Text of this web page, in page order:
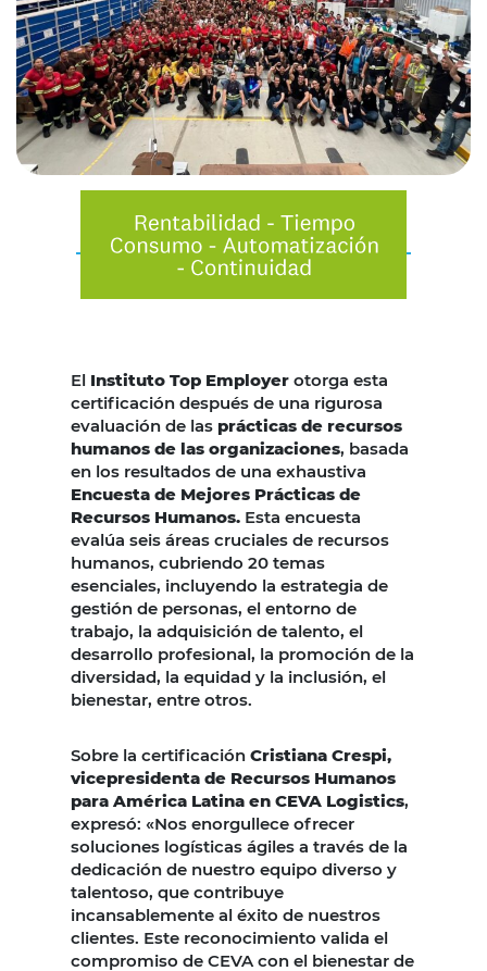
El Instituto Top Employer otorga esta
certificación después de una rigurosa
evaluación de las prácticas de recursos
humanos de las organizaciones, basada
en los resultados de una exhaustiva
Encuesta de Mejores Prácticas de
Recursos Humanos. Esta encuesta
evalúa seis áreas cruciales de recursos
humanos, cubriendo 20 temas
esenciales, incluyendo la estrategia de
gestión de personas, el entorno de
trabajo, la adquisición de talento, el
desarrollo profesional, la promoción de la
diversidad, la equidad y la inclusión, el
bienestar, entre otros.
Sobre la certificación Cristiana Crespi,
vicepresidenta de Recursos Humanos
para América Latina en CEVA Logistics,
expresó: «Nos enorgullece ofrecer
soluciones logísticas ágiles a través de la
dedicación de nuestro equipo diverso y
talentoso, que contribuye
incansablemente al éxito de nuestros
clientes. Este reconocimiento valida el
compromiso de CEVA con el bienestar de